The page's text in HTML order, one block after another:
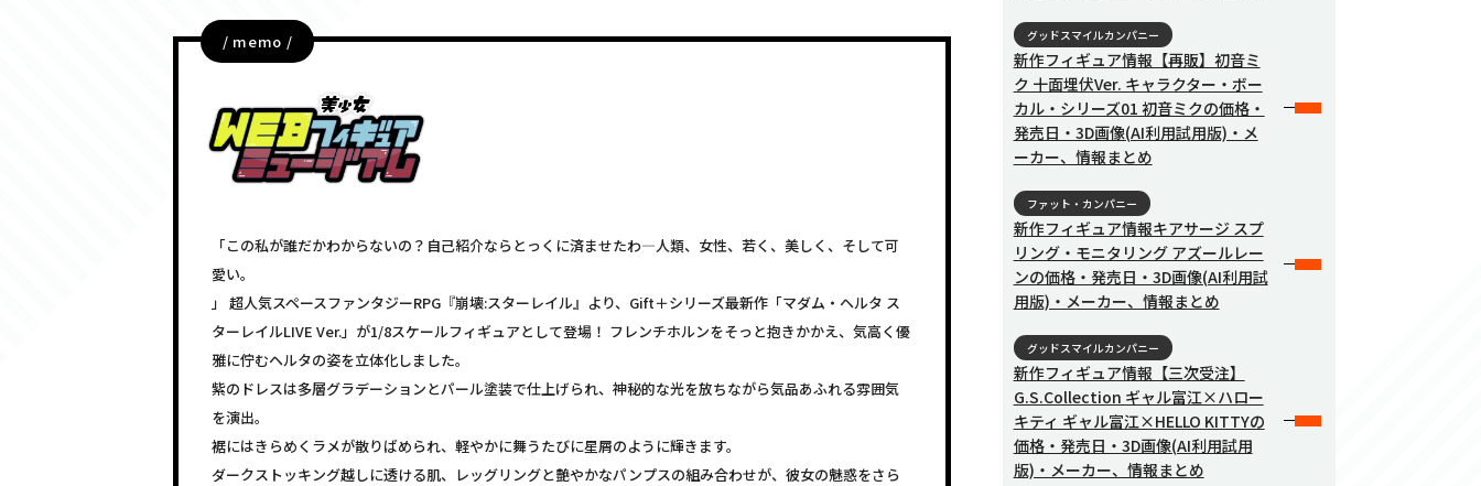
/ memo /
「この私が誰だかわからないの？自己紹介ならとっくに済ませたわ―人類、女性、若く、美しく、そして可
愛い。
」 超人気スペースファンタジーRPG『崩壊:スターレイル』より、Gift＋シリーズ最新作「マダム・ヘルタ ス
ターレイルLIVE Ver.」が1/8スケールフィギュアとして登場！ フレンチホルンをそっと抱きかかえ、気高く優
雅に佇むヘルタの姿を立体化しました。
紫のドレスは多層グラデーションとパール塗装で仕上げられ、神秘的な光を放ちながら気品あふれる雰囲気
を演出。
裾にはきらめくラメが散りばめられ、軽やかに舞うたびに星屑のように輝きます。
ダークストッキング越しに透ける肌、レッグリングと艶やかなパンプスの組み合わせが、彼女の魅惑をさら
グッドスマイルカンパニー
新作フィギュア情報【再販】初音ミ
ク 十面埋伏Ver. キャラクター・ボー
カル・シリーズ01 初音ミクの価格・
発売日・3D画像(AI利用試用版)・メ
ーカー、情報まとめ
ファット・カンパニー
新作フィギュア情報キアサージ スプ
リング・モニタリング アズールレー
ンの価格・発売日・3D画像(AI利用試
用版)・メーカー、情報まとめ
グッドスマイルカンパニー
新作フィギュア情報【三次受注】
G.S.Collection ギャル富江×ハロー
キティ ギャル富江×HELLO KITTYの
価格・発売日・3D画像(AI利用試用
版)・メーカー、情報まとめ